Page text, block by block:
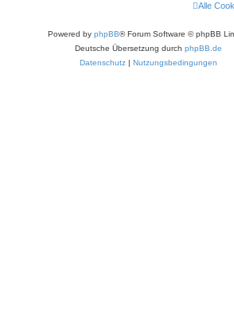
Alle
Powered by phpBB® Forum Software © phpBB
Deutsche Übersetzung durch phpBB.de
Datenschutz | Nutzungsbedingungen